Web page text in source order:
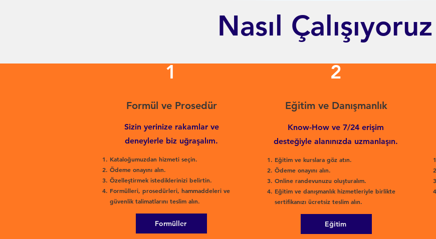
Nasıl
1
Formül ve Prosedür
Sizin yerinize rakamlar ve
deneylerle biz uğraşalım.
Kataloğumuzdan hizmeti seçin.
Ödeme onayını alın.
Özelleştirmek istediklerinizi belirtin.
Formülleri, prosedürleri, hammaddeleri ve
güvenlik talimatlarını teslim alın.
Formüller
2
Eğitim ve Danışmanlık
Know-How ve 7/24 erişim
desteğiyle alanınızda uzmanlaşın.
Eğitim ve kurslara göz atın.
Ödeme onayını alın.
Online randevunuzu oluşturalım.
Eğitim ve danışmanlık hizmetleriyle birlikte
sertifikanızı ücretsiz teslim alın.
Eğitim